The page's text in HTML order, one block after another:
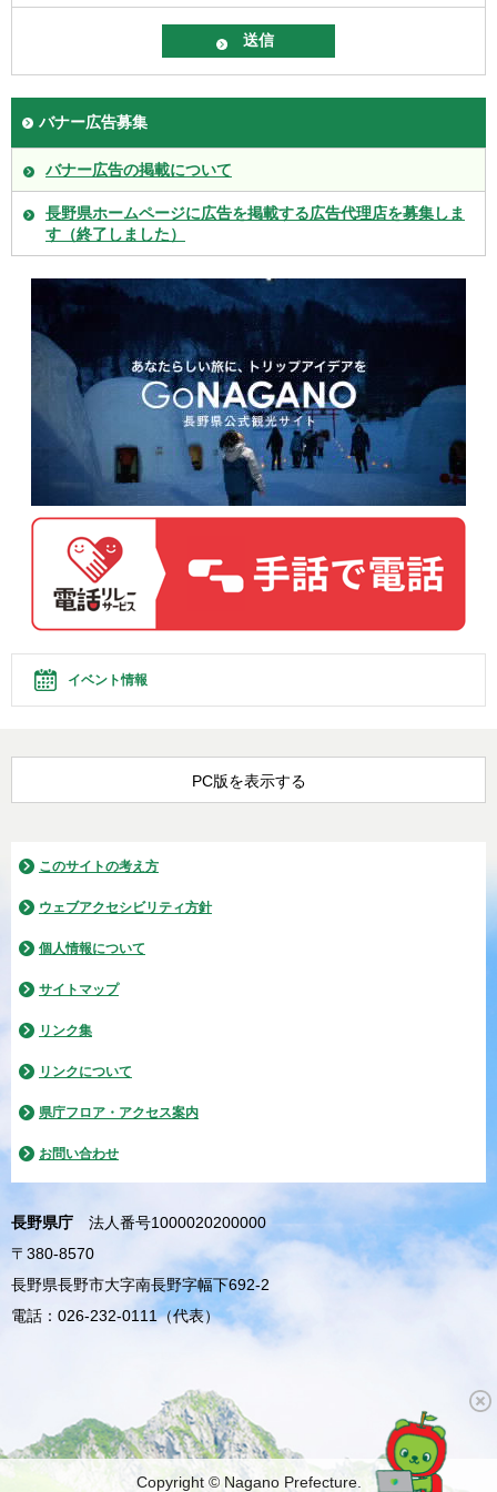
バナー広告募集
バナー広告の掲載について
長野県ホームページに広告を掲載する広告代理店を募集しま
す（終了しました）
イベント情報
PC版を表示する
このサイトの考え方
ウェブアクセシビリティ方針
個人情報について
サイトマップ
リンク集
リンクについて
県庁フロア・アクセス案内
お問い合わせ
長野県庁
法人番号1000020200000
〒380-8570
長野県長野市大字南長野字幅下692-2
電話：026-232-0111（代表）
Copyright © Nagano Prefecture.